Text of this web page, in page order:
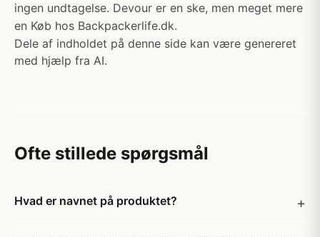
ingen undtagelse. Devour er en ske, men meget mere
en Køb hos Backpackerlife.dk.
Dele af indholdet på denne side kan være genereret
med hjælp fra AI.
Ofte stillede spørgsmål
Hvad er navnet på produktet?